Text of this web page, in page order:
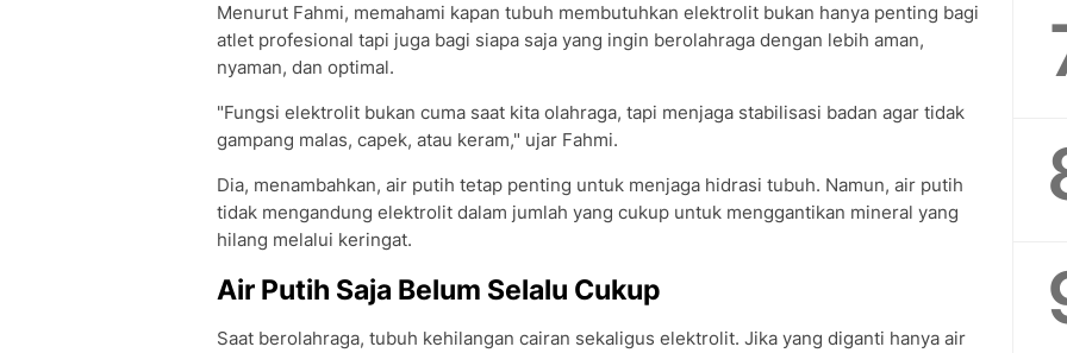
Menurut Fahmi, memahami kapan tubuh membutuhkan elektrolit bukan hanya penting bagi
atlet profesional tapi juga bagi siapa saja yang ingin berolahraga dengan lebih aman,
nyaman, dan optimal.
"Fungsi elektrolit bukan cuma saat kita olahraga, tapi menjaga stabilisasi badan agar tidak
gampang malas, capek, atau keram," ujar Fahmi.
Dia, menambahkan, air putih tetap penting untuk menjaga hidrasi tubuh. Namun, air putih
tidak mengandung elektrolit dalam jumlah yang cukup untuk menggantikan mineral yang
hilang melalui keringat.
Air Putih Saja Belum Selalu Cukup
Saat berolahraga, tubuh kehilangan cairan sekaligus elektrolit. Jika yang diganti hanya air